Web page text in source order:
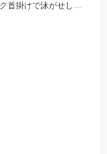
コマセ無し投げサビキで小鯖を釣り、トレブルフック首掛けで泳がせして10分でシーバスヒット。